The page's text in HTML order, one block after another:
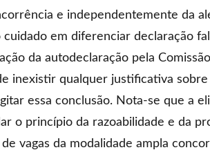
e independentemente da
em diferenciar declaração
da autodeclaração pela
inexistir qualquer justificativa
essa conclusão. Nota-se que a
o princípio da razoabilidade e da
vagas da modalidade ampla